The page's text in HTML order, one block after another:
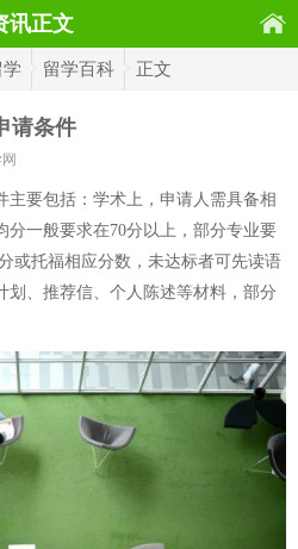
讯正文
留学百科 正文
请条件
主要包括：学术上，申请人需具备相
分一般要求在70分以上，部分专业要
或托福相应分数，未达标者可先读语
划、推荐信、个人陈述等材料，部分